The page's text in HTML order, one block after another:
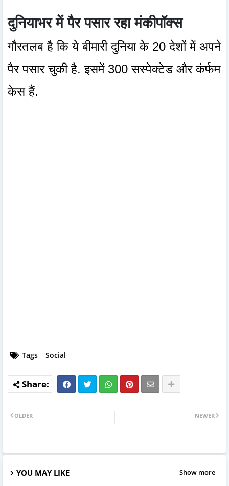
दुनियाभर में पैर पसार रहा मंकीपॉक्स
गौरतलब है कि ये बीमारी दुनिया के 20 देशों में अपने
पैर पसार चुकी है. इसमें 300 सस्पेक्टेड और कंर्फम
केस हैं.
Tags Social
NEWER
OLDER
YOU MAY LIKE Show more